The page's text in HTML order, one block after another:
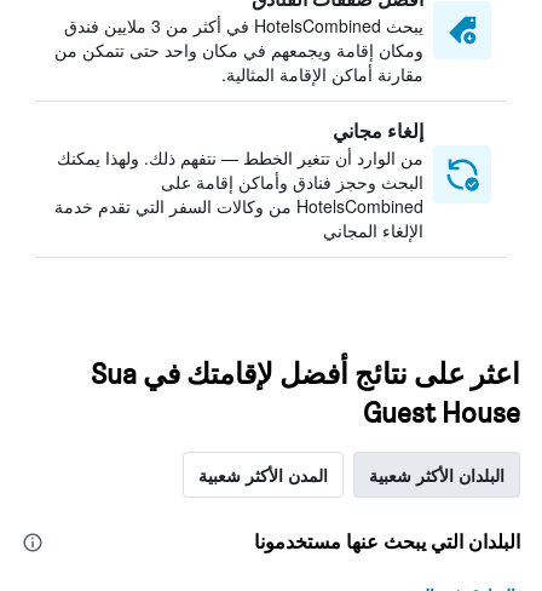
يبحث HotelsCombined في أكثر من 3 ملايين فندق
ومكان إقامة ويجمعهم في مكان واحد حتى تتمكن من
مقارنة أماكن الإقامة المثالية.
إلغاء مجاني
من الوارد أن تتغير الخطط — نتفهم ذلك. ولهذا يمكنك
البحث وحجز فنادق وأماكن إقامة على
HotelsCombined من وكالات السفر التي تقدم خدمة
الإلغاء المجاني
اعثر على نتائج أفضل لإقامتك في Sua
Guest House
البلدان الأكثر شعبية المدن الأكثر شعبية
البلدان التي يبحث عنها مستخدمونا